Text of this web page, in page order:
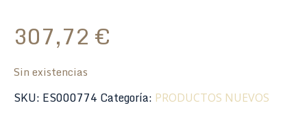
307,72 €
Sin existencias
SKU: ES000774 Categoría: PRODUCTOS NUEVOS